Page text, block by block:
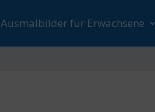
Ausmalbilder für Erwachsene